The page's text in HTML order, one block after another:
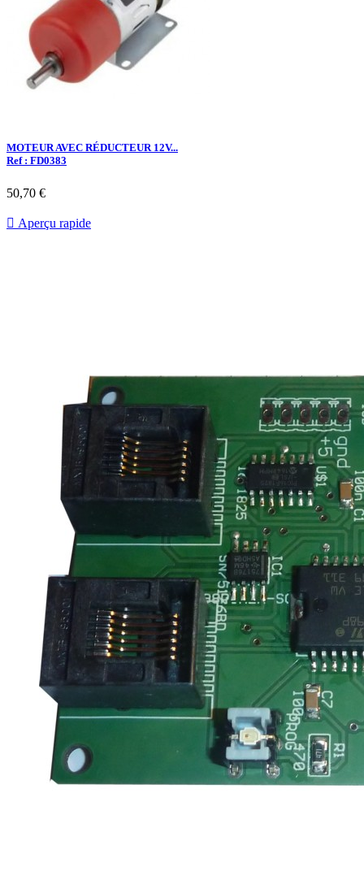
MOTEUR AVEC RÉDUCTEUR 12V...
Ref : FD0383
50,70 €
 Aperçu rapide